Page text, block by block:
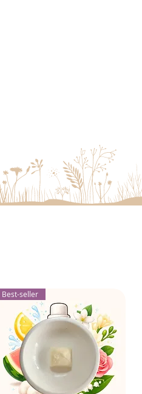
Best-seller